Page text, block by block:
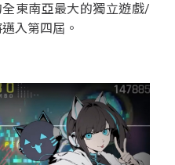
東南亞最大的獨立遊戲/
入第四屆。